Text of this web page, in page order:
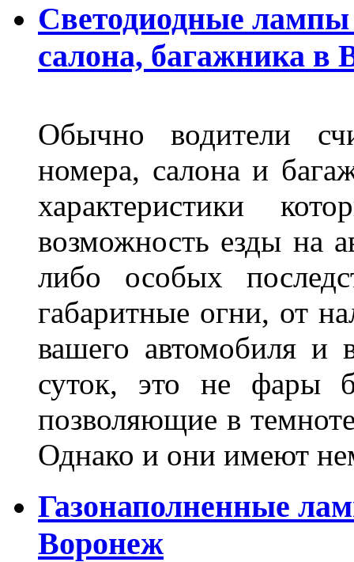
Светодиодные лампы
салона, багажника в
Обычно водители
номера, салона и
характеристики
возможность езды на
либо особых
габаритные огни, от
вашего автомобиля и
суток, это не фары
позволяющие в
Однако и они имеют
Газонаполненные
Воронеж